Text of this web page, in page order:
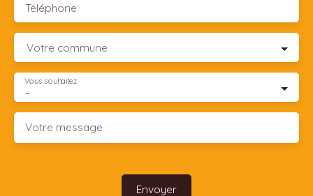
Téléphone
Votre commune
-
Vous souhaitez
Votre message
Envoyer